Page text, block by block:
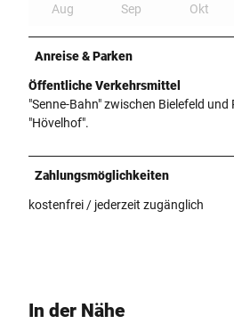
Aug Sep Okt
Anreise & Parken
Öffentliche Verkehrsmittel
"Senne-Bahn" zwischen Bielefeld
"Hövelhof".
Zahlungsmöglichkeiten
kostenfrei / jederzeit zugänglich
In der Nähe